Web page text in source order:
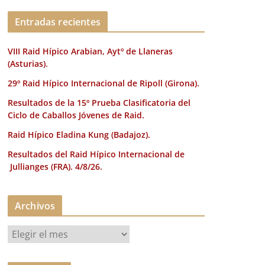
Entradas recientes
VIII Raid Hípico Arabian, Aytº de Llaneras
(Asturias).
29º Raid Hípico Internacional de Ripoll (Girona).
Resultados de la 15º Prueba Clasificatoria del
Ciclo de Caballos Jóvenes de Raid.
Raid Hípico Eladina Kung (Badajoz).
Resultados del Raid Hípico Internacional de
Jullianges (FRA). 4/8/26.
Archivos
r
c